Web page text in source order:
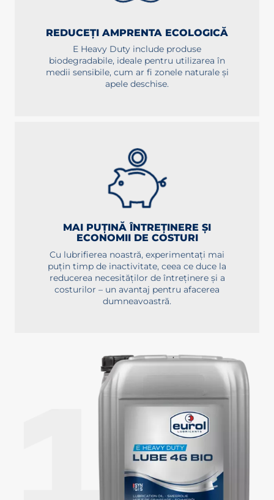
REDUCEȚI AMPRENTA ECOLOGICĂ
E Heavy Duty include produse
biodegradabile, ideale pentru utilizarea în
medii sensibile, cum ar fi zonele naturale și
apele deschise.
MAI PUȚINĂ ÎNTREȚINERE ȘI
ECONOMII DE COSTURI
Cu lubrifierea noastră, experimentați mai
puțin timp de inactivitate, ceea ce duce la
reducerea necesităților de întreținere și a
costurilor – un avantaj pentru afacerea
dumneavoastră.